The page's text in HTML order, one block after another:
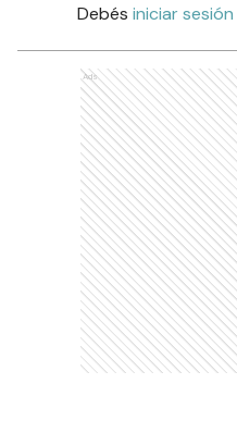
Debés iniciar sesión
Ads